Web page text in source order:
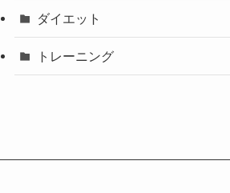
ダイエット
トレーニング